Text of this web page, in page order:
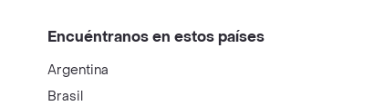
Encuéntranos en estos países
Argentina
Brasil